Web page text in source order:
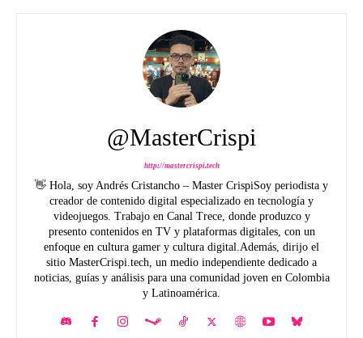
@MasterCrispi
http://mastercrispi.tech
👋 Hola, soy Andrés Cristancho – Master CrispiSoy periodista y
creador de contenido digital especializado en tecnología y
videojuegos. Trabajo en Canal Trece, donde produzco y
presento contenidos en TV y plataformas digitales, con un
enfoque en cultura gamer y cultura digital.Además, dirijo el
sitio MasterCrispi.tech, un medio independiente dedicado a
noticias, guías y análisis para una comunidad joven en Colombia
y Latinoamérica.